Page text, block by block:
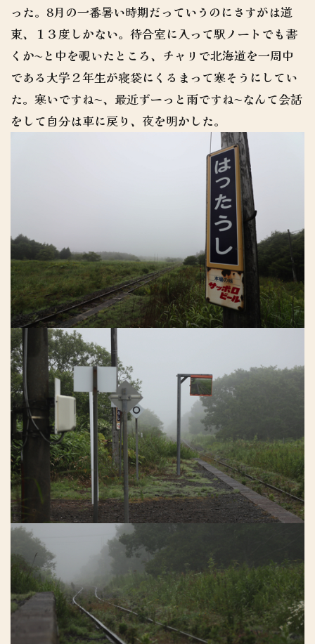
った。8月の一番暑い時期だっていうのにさすがは道
東、１３度しかない。待合室に入って駅ノートでも書
くか〜と中を覗いたところ、チャリで北海道を一周中
である大学２年生が寝袋にくるまって寒そうにしてい
た。寒いですね〜、最近ずーっと雨ですね〜なんて会話
をして自分は車に戻り、夜を明かした。